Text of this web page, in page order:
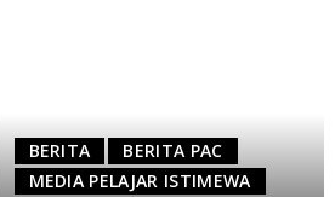
BERITA
BERITA PAC
MEDIA PELAJAR ISTIMEWA